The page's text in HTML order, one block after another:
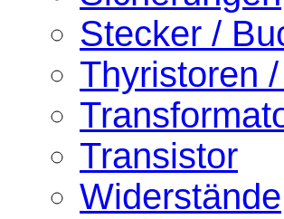
Stecker /
Thyristoren
Transistor
Widerstände